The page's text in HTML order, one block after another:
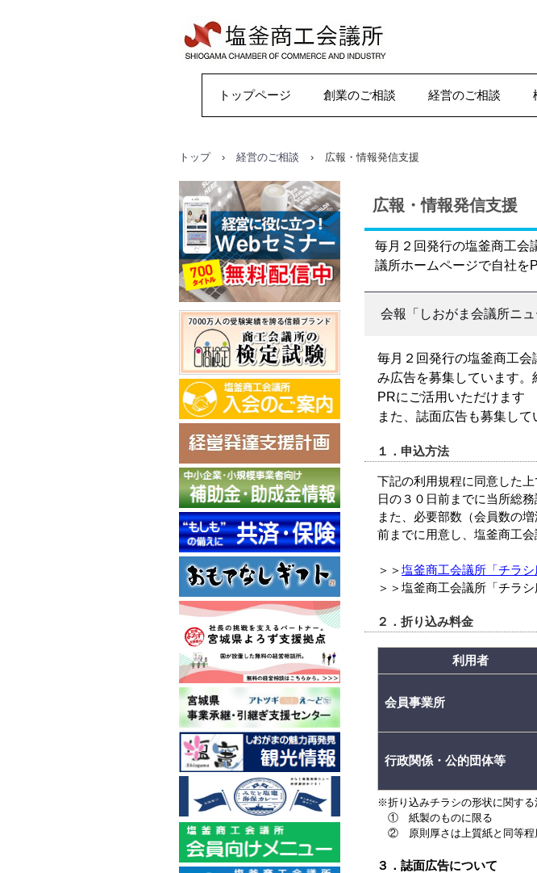
塩釜商工会議所
トップページ 創業のご相談 経営のご相談
トップ › 経営のご相談 › 広報・情報発信支援
広報・情報発信支援
毎月２回発行の塩釜商工会
議所ホームページで自社を
会報「しおがま会議所ニ
毎月２回発行の塩釜商工
み広告を募集しています
PRにご活用いただけます
また、誌面広告も募集し
１．申込方法
下記の利用規程に同意した上
日の３０日前までに当所総務
また、必要部数（会員数の
前までに用意し、塩釜商工会
＞＞ 塩釜商工会議所「チラ
＞＞塩釜商工会議所「チラ
２．折り込み料金
利用者
会員事業所
行政関係・公的団体等
※折り込みチラシの形状に関する
① 紙製のものに限る
② 原則厚さは上質紙と同等程
３．誌面広告について